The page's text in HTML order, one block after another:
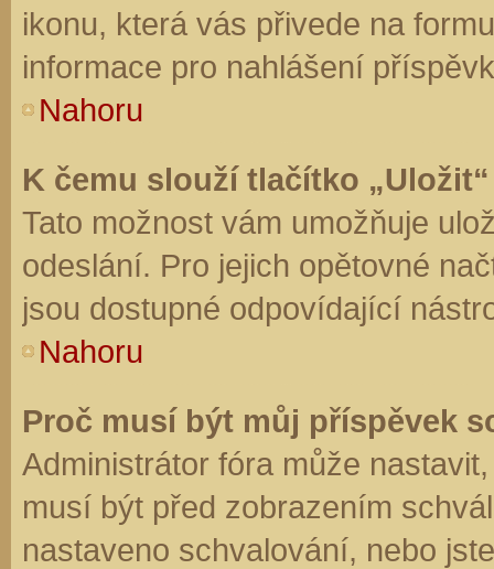
ikonu, která vás přivede na
informace pro nahlášení
Nahoru
K čemu slouží tlačítko
Tato možnost vám umožňuje
odeslání. Pro jejich opětovné
jsou dostupné odpovídající
Nahoru
Proč musí být můj příspěvek
Administrátor fóra může
musí být před zobrazením
nastaveno schvalování, nebo